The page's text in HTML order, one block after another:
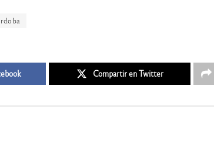
Compartir en Twitter